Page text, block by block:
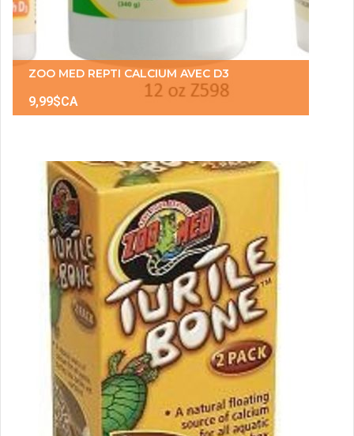
ZOO MED REPTI CALCIUM AVEC D3
9,99$CA